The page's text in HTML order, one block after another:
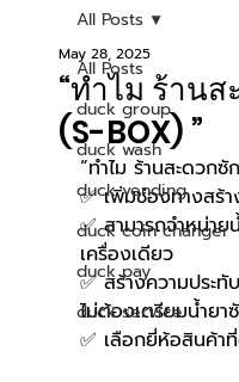
All Posts
duck group
duck wash
duck vending
duck coin changer
duck pay
duck service
All Posts
“ทำไม ร้าน
(S-BOX) ”
May 28, 2025
“ทำไม ร้านสะดวก
✅ เพิ่มช่องทางสร้
✅ สามารถจำหน่าย
เครื่องเดียว
✅ สร้างความประทั
ไม่ต้องเตรียมน้ำยา
✅ เลือกยี่ห้อสินค้า